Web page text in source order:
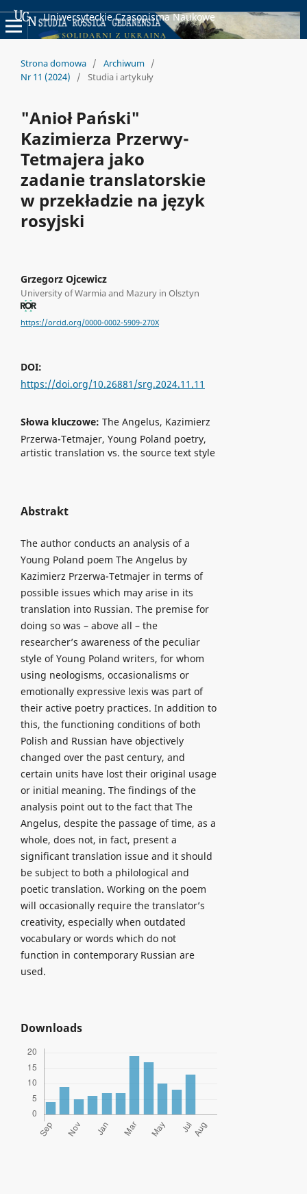
Uniwersyteckie Czasopisma Naukowe
Strona domowa / Archiwum /
Nr 11 (2024)
/ Studia i artykuły
"Anioł Pański"
Kazimierza Przerwy-
Tetmajera jako
zadanie translatorskie
w przekładzie na język
rosyjski
Grzegorz Ojcewicz
University of Warmia and Mazury in Olsztyn
https://orcid.org/0000-0002-5909-270X
DOI:
https://doi.org/10.26881/srg.2024.11.11
Słowa kluczowe: The Angelus, Kazimierz
Przerwa-Tetmajer, Young Poland poetry,
artistic translation vs. the source text style
Abstrakt
The author conducts an analysis of a
Young Poland poem The Angelus by
Kazimierz Przerwa-Tetmajer in terms of
possible issues which may arise in its
translation into Russian. The premise for
doing so was – above all – the
researcher’s awareness of the peculiar
style of Young Poland writers, for whom
using neologisms, occasionalisms or
emotionally expressive lexis was part of
their active poetry practices. In addition to
this, the functioning conditions of both
Polish and Russian have objectively
changed over the past century, and
certain units have lost their original usage
or initial meaning. The findings of the
analysis point out to the fact that The
Angelus, despite the passage of time, as a
whole, does not, in fact, present a
significant translation issue and it should
be subject to both a philological and
poetic translation. Working on the poem
will occasionally require the translator’s
creativity, especially when outdated
vocabulary or words which do not
function in contemporary Russian are
used.
Downloads